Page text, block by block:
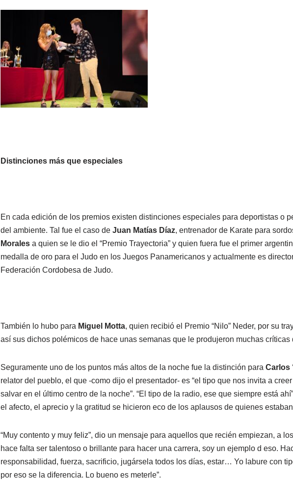
Distinciones más que especiales
En cada edición de los premios existen distinciones especiales para deportistas o
del ambiente. Tal fue el caso de Juan Matías Díaz, entrenador de Karate para
Moralesa quien se le dio el “Premio Trayectoria” y quien fuera fue el primer
medalla de oro para el Judo en los Juegos Panamericanos y actualmente es
Federación Cordobesa de Judo.
También lo hubo para Miguel Motta, quien recibió el Premio “Nilo” Neder, por su
así sus dichos polémicos de hace unas semanas que le produjeron muchas críticas
Seguramente uno de los puntos más altos de la noche fue la distinción para Carlos
relator del pueblo, el que -como dijo el presentador- es “el tipo que nos invita a
salvar en el último centro de la noche”. “El tipo de la radio, ese que siempre está
el afecto, el aprecio y la gratitud se hicieron eco de los aplausos de quienes
“Muy contento y muy feliz”, dio un mensaje para aquellos que recién empiezan, a
hace falta ser talentoso o brillante para hacer una carrera, soy un ejemplo d eso.
responsabilidad, fuerza, sacrificio, jugársela todos los días, estar… Yo labure con
por eso se la diferencia. Lo bueno es meterle”.